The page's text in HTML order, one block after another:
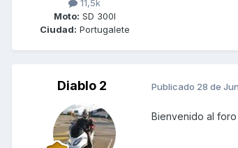
11,5k
Moto: SD 300I
Ciudad: Portugalete
Diablo 2 Publicado 28 de
Bienvenido al